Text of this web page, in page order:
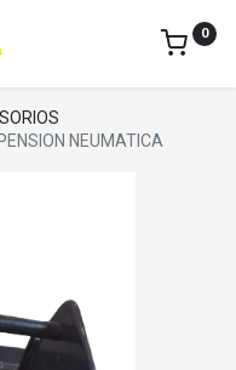
0
NEUMATICA